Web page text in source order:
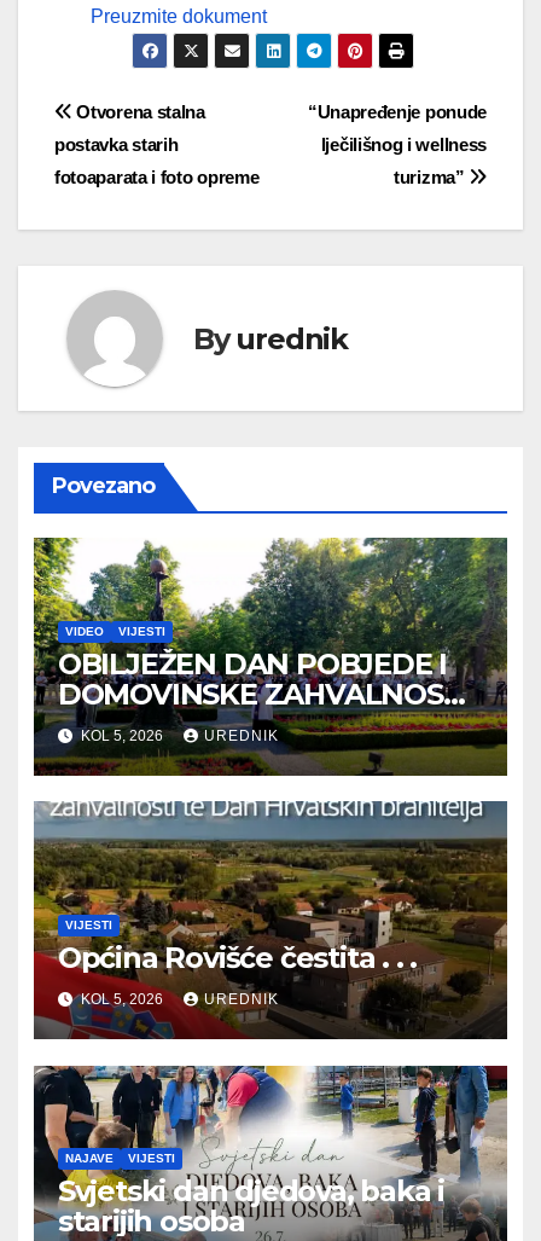
Preuzmite dokument
Navigacija
objava
“Unapređenje ponude
lječilišnog i wellness
turizma”
Otvorena stalna
postavka starih
fotoaparata i foto opreme
Byurednik
Povezano
VIDEO VIJESTI
OBILJEŽEN DAN POBJEDE I
DOMOVINSKE ZAHVALNOSTI
TE DAN HRVATSKIH
BRANITELJA
KOL 5, 2026 UREDNIK
VIJESTI
Općina Rovišće čestita . . .
KOL 5, 2026 UREDNIK
NAJAVE VIJESTI
Svjetski dan djedova, baka i
starijih osoba